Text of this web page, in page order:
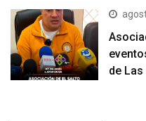
de